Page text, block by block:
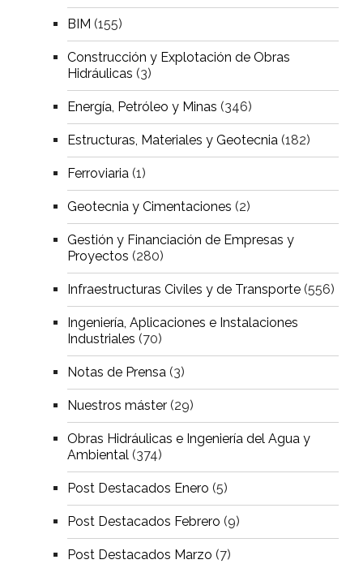
BIM (155)
Construcción y Explotación de Obras
Hidráulicas (3)
Energía, Petróleo y Minas (346)
Estructuras, Materiales y Geotecnia (182)
Ferroviaria (1)
Geotecnia y Cimentaciones (2)
Gestión y Financiación de Empresas y
Proyectos (280)
Infraestructuras Civiles y de Transporte (556)
Ingeniería, Aplicaciones e Instalaciones
Industriales (70)
Notas de Prensa (3)
Nuestros máster (29)
Obras Hidráulicas e Ingeniería del Agua y
Ambiental (374)
Post Destacados Enero (5)
Post Destacados Febrero (9)
Post Destacados Marzo (7)